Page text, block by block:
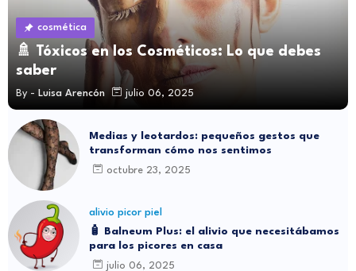
cosmética
🚿 Tóxicos en los Cosméticos: Lo que debes
saber
By - Luisa Arencón julio 06, 2025
Medias y leotardos: pequeños gestos que
transforman cómo nos sentimos
octubre 23, 2025
alivio picor piel
🧴 Balneum Plus: el alivio que necesitábamos
para los picores en casa
julio 06, 2025